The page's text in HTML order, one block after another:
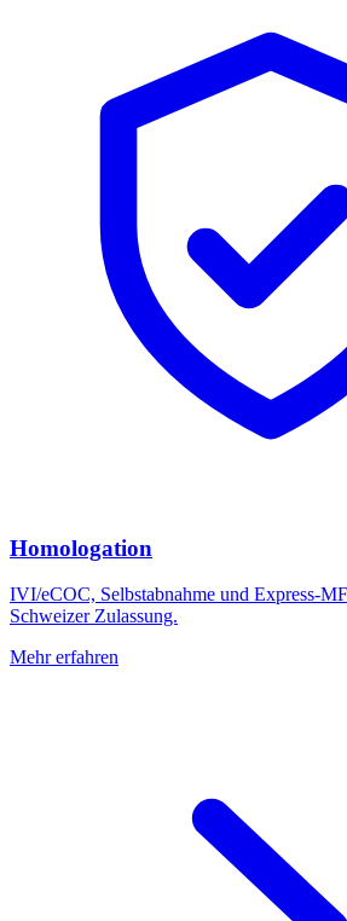
Homologation
IVI/eCOC, Selbstabnahme und Express-
Schweizer Zulassung.
Mehr erfahren